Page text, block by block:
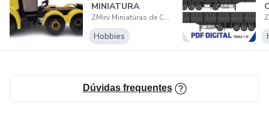
MINIATURA
COSTELLATION
BITRUCK ESC....
ZMini Miniaturas de Caminhão
Hobbies
Dúvidas frequentes